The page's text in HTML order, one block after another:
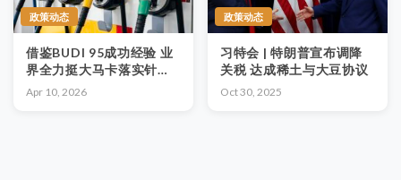
政策动态
借鉴BUDI 95成功经验 业
界全力挺大马卡落实针对
性柴油补贴
Apr 10, 2026
政策动态
习特会 | 特朗普宣布调降
关税 达成稀土与大豆协议
Oct 30, 2025